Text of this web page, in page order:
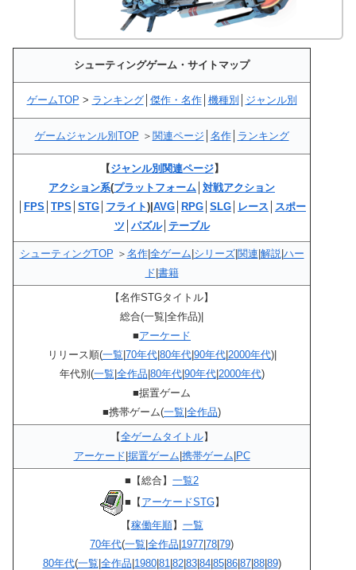
シューティングゲーム・サイトマップ
ゲームTOP > ランキング│ 傑作・名作│ 機種別 ジャンル別
ゲームジャンル別TOP ＞ 関連ページ 名作│ ランキング
【ジャンル別関連ページ】
アクション系(プラットフォーム 対戦アクション
FPS TPS STG フライト)| AVG RPG SLG レース
スポー
ツ パズル│ テーブル
シューティングTOP ＞ 名作| 全ゲーム シリーズ| 関連 解説 ハー
ド 書籍
【名作STGタイトル】
総合(一覧|全作品)|
■アーケード
リリース順(一覧 70年代| 80年代| 90年代| 2000年代)|
年代別(一覧 全作品 80年代| 90年代| 2000年代)
■据置ゲーム
■携帯ゲーム(一覧 全作品)
【全ゲームタイトル】
アーケード 据置ゲーム 携帯ゲーム PC
■【総合】 一覧2
■【 アーケードSTG】
【稼働年順】 一覧
70年代(一覧 全作品 1977 78 79)
80年代(一覧 全作品 1980| 81 82| 83| 84| 85| 86| 87| 88| 89)